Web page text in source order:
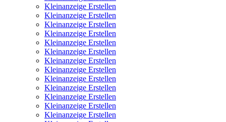
Kleinanzeige Erstellen
Kleinanzeige Erstellen
Kleinanzeige Erstellen
Kleinanzeige Erstellen
Kleinanzeige Erstellen
Kleinanzeige Erstellen
Kleinanzeige Erstellen
Kleinanzeige Erstellen
Kleinanzeige Erstellen
Kleinanzeige Erstellen
Kleinanzeige Erstellen
Kleinanzeige Erstellen
Kleinanzeige Erstellen